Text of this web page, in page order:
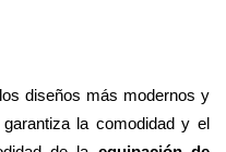
diseños más modernos y
la comodidad y el